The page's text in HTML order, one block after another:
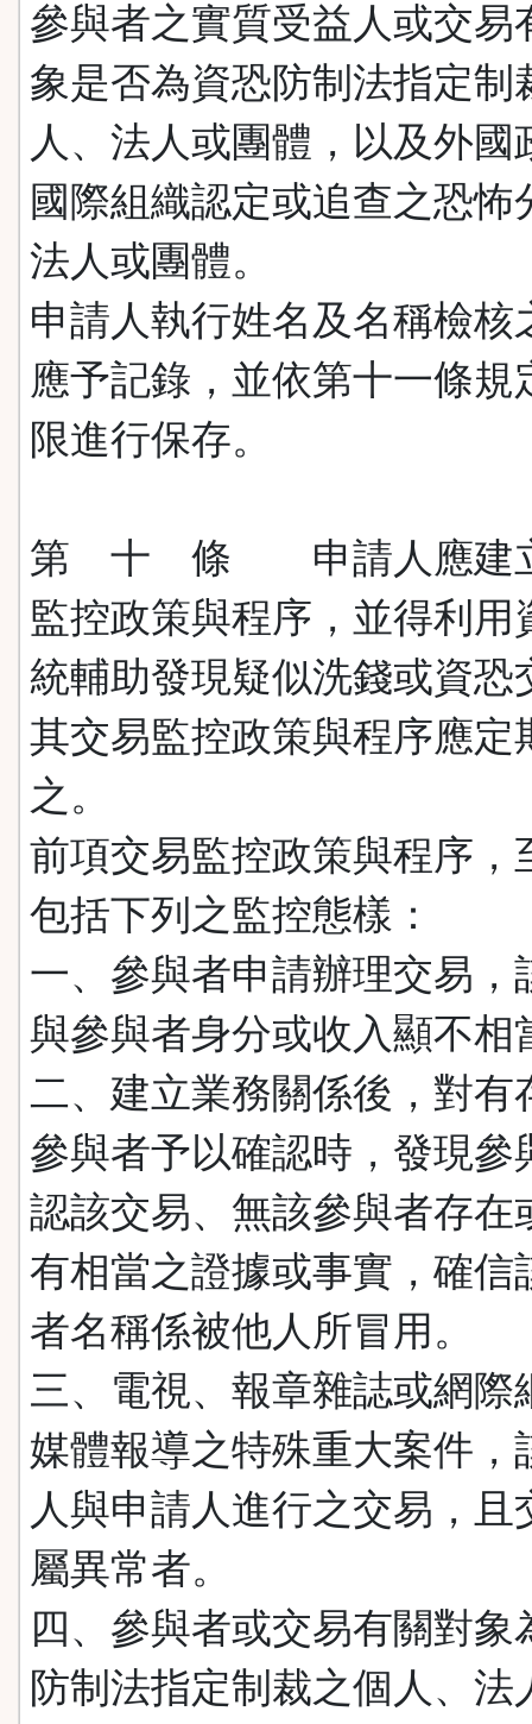
參與者之實質受益人或交易
象是否為資恐防制法指定制
人、法人或團體，以及外國
國際組織認定或追查之恐怖
法人或團體。
申請人執行姓名及名稱檢核
應予記錄，並依第十一條規
限進行保存。
第 十 條 申請人應建
監控政策與程序，並得利用
統輔助發現疑似洗錢或資恐
其交易監控政策與程序應定
之。
前項交易監控政策與程序，
包括下列之監控態樣：
一、參與者申請辦理交易，
與參與者身分或收入顯不相
二、建立業務關係後，對有
參與者予以確認時，發現參
認該交易、無該參與者存在
有相當之證據或事實，確信
者名稱係被他人所冒用。
三、電視、報章雜誌或網際
媒體報導之特殊重大案件，
人與申請人進行之交易，且
屬異常者。
四、參與者或交易有關對象
防制法指定制裁之個人、法